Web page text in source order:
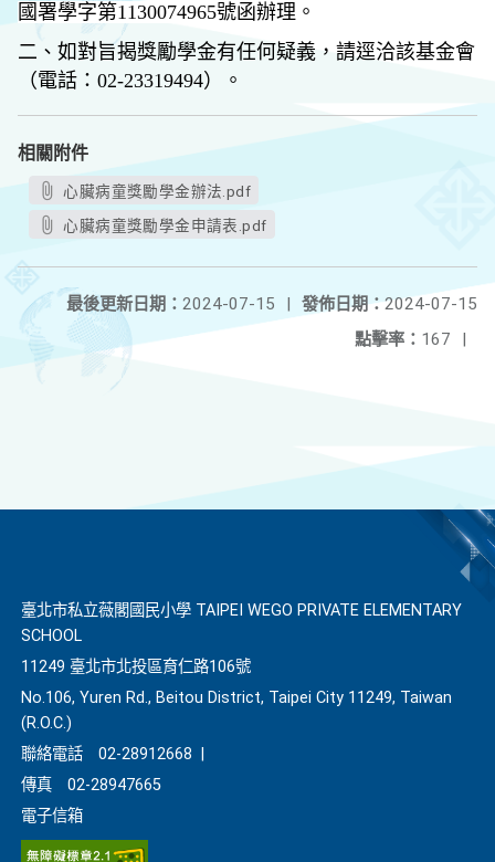
國署學字第1130074965號函辦理。
二、如對旨揭獎勵學金有任何疑義，請逕洽該基金會
（電話：02-23319494）。
相關附件
心臟病童獎勵學金辦法.pdf
心臟病童獎勵學金申請表.pdf
發佈日期：2024-07-15
最後更新日期： 2024-07-15
|
點擊率： 167 |
臺北市私立薇閣國民小學 TAIPEI WEGO PRIVATE ELEMENTARY
SCHOOL
11249 臺北市北投區育仁路106號
No.106, Yuren Rd., Beitou District, Taipei City 11249, Taiwan
(R.O.C.)
聯絡電話
02-28912668
傳真
02-28947665
電子信箱